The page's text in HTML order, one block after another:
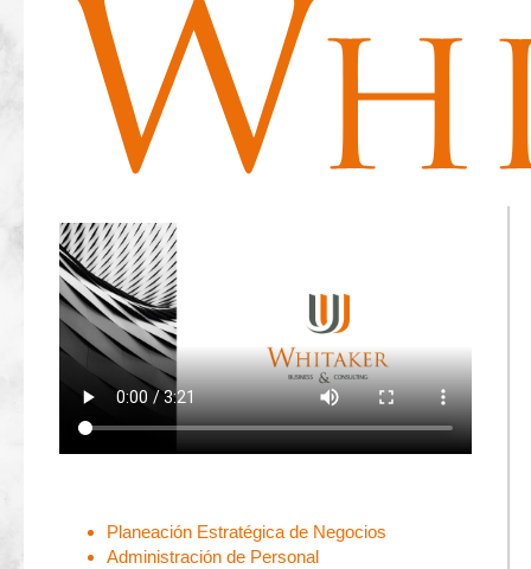
Fiscales, Financieros, Administración de Personal y
de Negociación Estratégica dirigidos a los Sectores
Público y Privado.
Estamos presentes a nivel Nacional e Internacional,
tenemos 30 años de experiencia gracias a lo cual
hemos desarrollado un método que impulsa y mejora
tu contexto empresarial en las siguientes áreas:
Planeación Estratégica de Negocios
Administración de Personal